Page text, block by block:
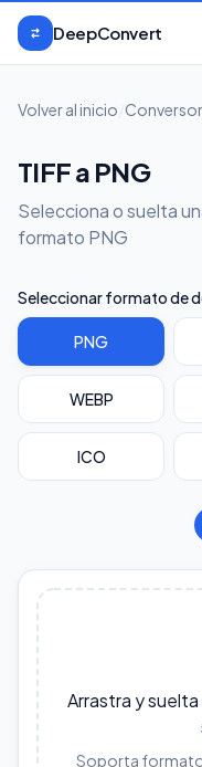
Saltar al contenido
DeepConvert
Volver al inicio
TIFF a PNG
Selecciona o suelta
formato PNG
Seleccionar formato de
PNG
WEBP
ICO
Arrastra y suelta
Soporta formatos